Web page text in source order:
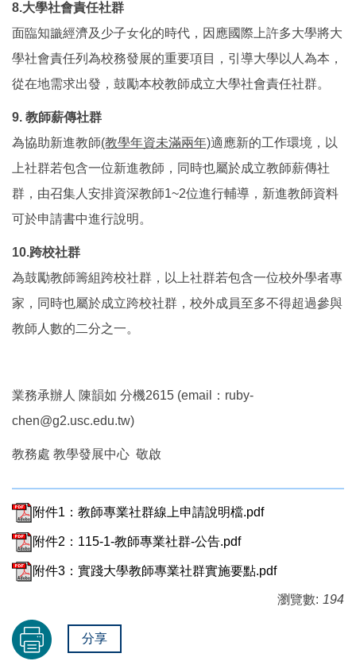
8.大學社會責任社群
面臨知識經濟及少子女化的時代，因應國際上許多大學將大
學社會責任列為校務發展的重要項目，引導大學以人為本，
從在地需求出發，鼓勵本校教師成立大學社會責任社群。
9. 教師薪傳社群
為協助新進教師(教學年資未滿兩年)適應新的工作環境，以
上社群若包含一位新進教師，同時也屬於成立教師薪傳社
群，由召集人安排資深教師1~2位進行輔導，新進教師資料
可於申請書中進行說明。
10.跨校社群
為鼓勵教師籌組跨校社群，以上社群若包含一位校外學者專
家，同時也屬於成立跨校社群，校外成員至多不得超過參與
教師人數的二分之一。
業務承辦人 陳韻如 分機2615 (email：ruby-
chen@g2.usc.edu.tw)
教務處 教學發展中心 敬啟
附件1：教師專業社群線上申請說明檔.pdf
附件2：115-1-教師專業社群-公告.pdf
附件3：實踐大學教師專業社群實施要點.pdf
瀏覽數: 194
分享